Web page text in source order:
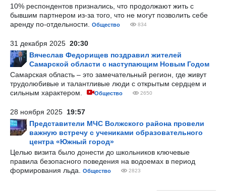
10% респондентов признались, что продолжают жить с
бывшим партнером из-за того, что не могут позволить себе
аренду по-отдельности.
Общество 834
31 декабря 2025 20:30
Вячеслав Федорищев поздравил жителей
Самарской области с наступающим Новым Годом
Самарская область – это замечательный регион, где живут
трудолюбивые и талантливые люди с открытым сердцем и
сильным характером.
Общество 2650
28 ноября 2025 19:57
Представители МЧС Волжского района провели
важную встречу с учениками образовательного
центра «Южный город»
Целью визита было донести до школьников ключевые
правила безопасного поведения на водоемах в период
формирования льда.
Общество 2823